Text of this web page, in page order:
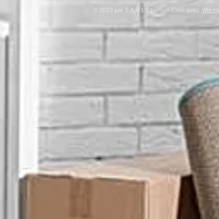
© 2023 par S.A.R.L Chantier. Créé avec